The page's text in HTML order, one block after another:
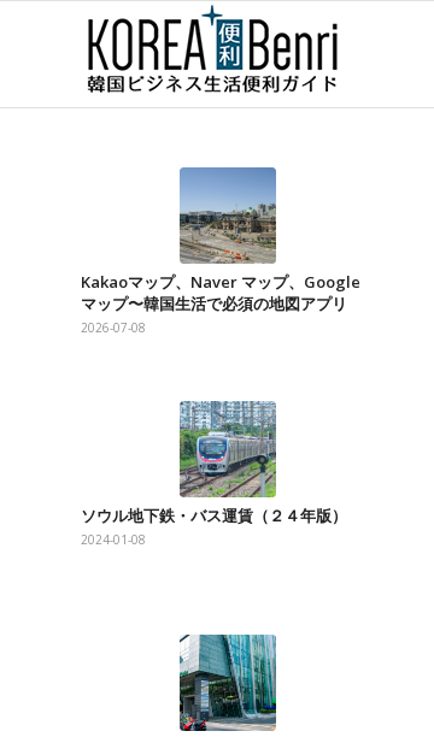
Kakaoマップ、Naver マップ、Google
マップ〜韓国生活で必須の地図アプリ
2026-07-08
ソウル地下鉄・バス運賃（２４年版）
2024-01-08